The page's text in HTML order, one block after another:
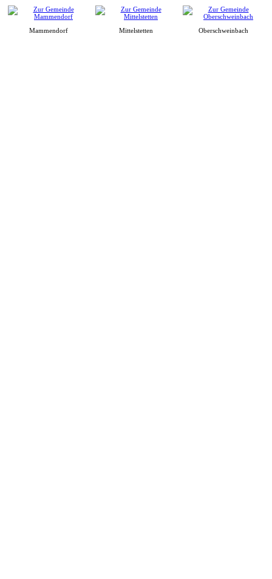
Mammendorf Mittelstetten Oberschweinbach